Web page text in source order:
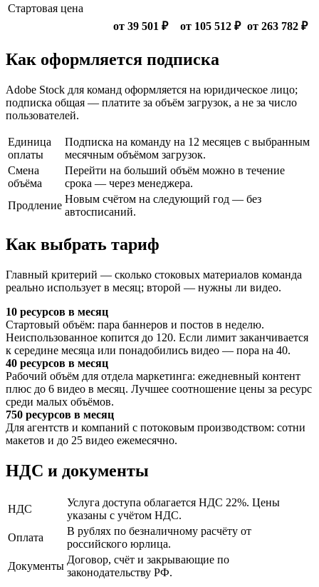
Стартовая цена
от 39 501 ₽
от 105 512 ₽ от 263 782 ₽
Как оформляется подписка
Adobe Stock для команд оформляется на юридическое лицо;
подписка общая — платите за объём загрузок, а не за число
пользователей.
Единица
оплаты
Подписка на команду на 12 месяцев с выбранным
месячным объёмом загрузок.
Смена
объёма
Перейти на больший объём можно в течение
срока — через менеджера.
Продление
Новым счётом на следующий год — без
автосписаний.
Как выбрать тариф
Главный критерий — сколько стоковых материалов команда
реально использует в месяц; второй — нужны ли видео.
10 ресурсов в месяц
Стартовый объём: пара баннеров и постов в неделю.
Неиспользованное копится до 120. Если лимит заканчивается
к середине месяца или понадобились видео — пора на 40.
40 ресурсов в месяц
Рабочий объём для отдела маркетинга: ежедневный контент
плюс до 6 видео в месяц. Лучшее соотношение цены за ресурс
среди малых объёмов.
750 ресурсов в месяц
Для агентств и компаний с потоковым производством: сотни
макетов и до 25 видео ежемесячно.
НДС и документы
НДС
Услуга доступа облагается НДС 22%. Цены
указаны с учётом НДС.
Оплата
В рублях по безналичному расчёту от
российского юрлица.
Документы
Договор, счёт и закрывающие по
законодательству РФ.